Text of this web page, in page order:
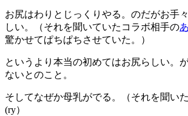
お尻はわりとじっくりやる。のだがお手
しい。（それを聞いていたコラボ相手の
驚かせてぱちぱちさせていた。）
というより本当の初めてはお尻らしい。
ないとのこと。
そしてなぜか母乳がでる。（それを聞い
(ry）